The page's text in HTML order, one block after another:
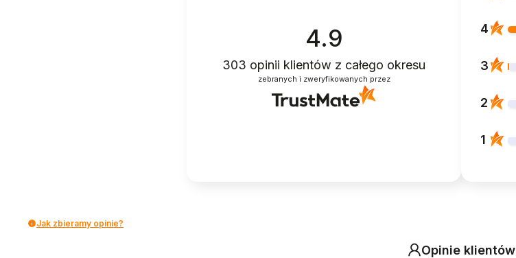
4.9
303 opinii klientów z całego okresu
zebranych i zweryfikowanych przez
4
3
2
1
Jak zbieramy opinie?
Opinie klientów